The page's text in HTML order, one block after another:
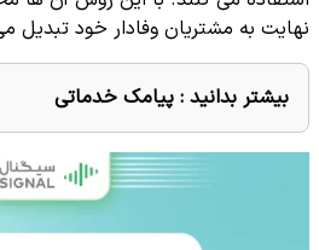
نهایت به مشتریان وفادار خود تبدیل
بیشتر بدانید : پیامک خدماتی